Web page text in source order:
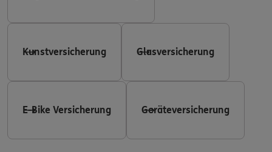
Kunstversicherung Glasversicherung
E-Bike Versicherung Geräteversicherung